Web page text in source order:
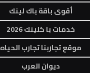
أقوى باقة باك لينك
خدمات با كلينك 2026
موقع تجاربنا تجارب الحياه
ديوان العرب